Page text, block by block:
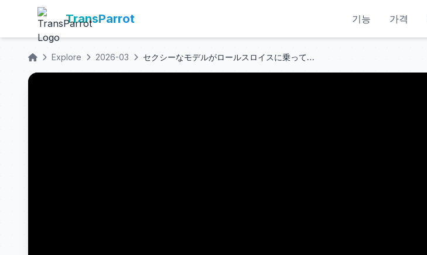
TransParrot 기능 가격
Explore 2026-03 セクシーなモデルがロールスロイスに乗ってホテル・ド・パリに到着 #スーパーカー #女性美 #億万長者 ￼